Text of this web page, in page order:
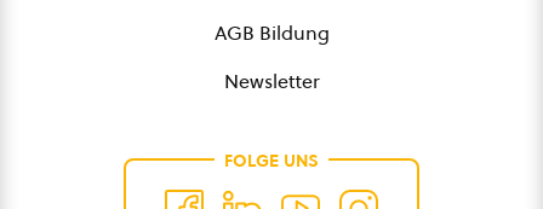
AGB Bildung
Newsletter
FOLGE UNS